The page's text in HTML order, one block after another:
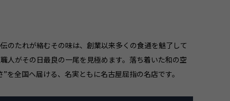
のたれが絡むその味は、創業以来多くの食通を魅了して
人がその日最良の一尾を見極めます。落ち着いた和の空
全国へ届ける、名実ともに名古屋屈指の名店です。